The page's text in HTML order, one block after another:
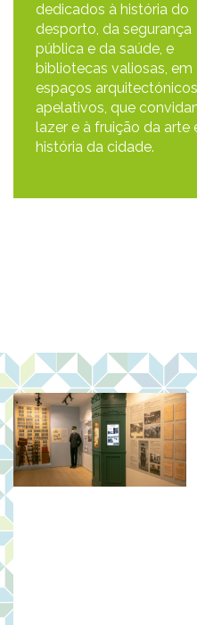
dedicados à história do
desporto, da segurança
pública e da saúde, e
bibliotecas valiosas, em
espaços arquitectónicos
apelativos, que
lazer e à fruição da arte
história da cidade.